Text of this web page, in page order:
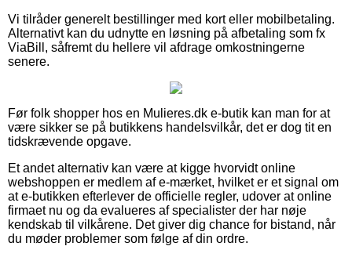
Vi tilråder generelt bestillinger med kort eller mobilbetaling.
Alternativt kan du udnytte en løsning på afbetaling som fx
ViaBill, såfremt du hellere vil afdrage omkostningerne
senere.
Før folk shopper hos en Mulieres.dk e-butik kan man for at
være sikker se på butikkens handelsvilkår, det er dog tit en
tidskrævende opgave.
Et andet alternativ kan være at kigge hvorvidt online
webshoppen er medlem af e-mærket, hvilket er et signal om
at e-butikken efterlever de officielle regler, udover at online
firmaet nu og da evalueres af specialister der har nøje
kendskab til vilkårene. Det giver dig chance for bistand, når
du møder problemer som følge af din ordre.